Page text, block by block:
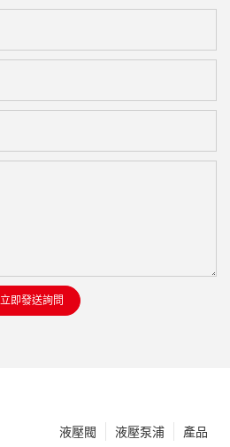
立即發送詢問
產品
液壓泵浦
液壓閥